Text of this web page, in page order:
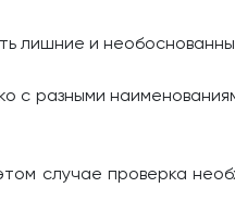
лишние и
с разными
случае проверка